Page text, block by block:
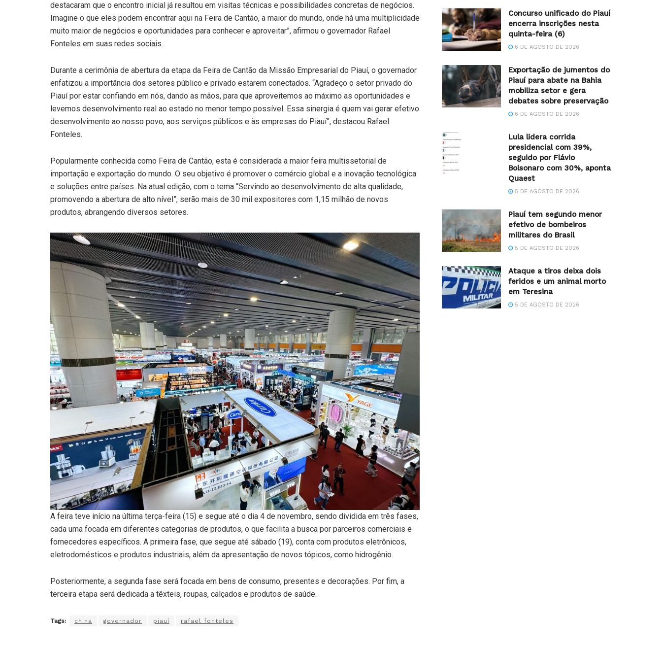
destacaram que o encontro inicial já resultou em visitas técnicas e possibilidades concretas de negócios.
Imagine o que eles podem encontrar aqui na Feira de Cantão, a maior do mundo, onde há uma multiplicidade
muito maior de negócios e oportunidades para conhecer e aproveitar”, afirmou o governador Rafael
Fonteles em suas redes sociais.
Durante a cerimônia de abertura da etapa da Feira de Cantão da Missão Empresarial do Piauí, o governador
enfatizou a importância dos setores público e privado estarem conectados. “Agradeço o setor privado do
Piauí por estar confiando em nós, dando as mãos, para que aproveitemos ao máximo as oportunidades e
levemos desenvolvimento real ao estado no menor tempo possível. Essa sinergia é quem vai gerar efetivo
desenvolvimento ao nosso povo, aos serviços públicos e às empresas do Piauí”, destacou Rafael
Fonteles.
Popularmente conhecida como Feira de Cantão, esta é considerada a maior feira multissetorial de
importação e exportação do mundo. O seu objetivo é promover o comércio global e a inovação tecnológica
e soluções entre países. Na atual edição, com o tema “Servindo ao desenvolvimento de alta qualidade,
promovendo a abertura de alto nível”, serão mais de 30 mil expositores com 1,15 milhão de novos
produtos, abrangendo diversos setores.
A feira teve início na última terça-feira (15) e segue até o dia 4 de novembro, sendo dividida em três fases,
cada uma focada em diferentes categorias de produtos, o que facilita a busca por parceiros comerciais e
fornecedores específicos. A primeira fase, que segue até sábado (19), conta com produtos eletrônicos,
eletrodomésticos e produtos industriais, além da apresentação de novos tópicos, como hidrogênio.
Posteriormente, a segunda fase será focada em bens de consumo, presentes e decorações. Por fim, a
terceira etapa será dedicada a têxteis, roupas, calçados e produtos de saúde.
Tags: china governador piauí rafael fonteles
Concurso unificado do Piauí
encerra inscrições nesta
quinta-feira (6)
6 DE AGOSTO DE 2026
Exportação de jumentos do
Piauí para abate na Bahia
mobiliza setor e gera
debates sobre preservação
6 DE AGOSTO DE 2026
Lula lidera corrida
presidencial com 39%,
seguido por Flávio
Bolsonaro com 30%, aponta
Quaest
5 DE AGOSTO DE 2026
Piauí tem segundo menor
efetivo de bombeiros
militares do Brasil
5 DE AGOSTO DE 2026
Ataque a tiros deixa dois
feridos e um animal morto
em Teresina
5 DE AGOSTO DE 2026